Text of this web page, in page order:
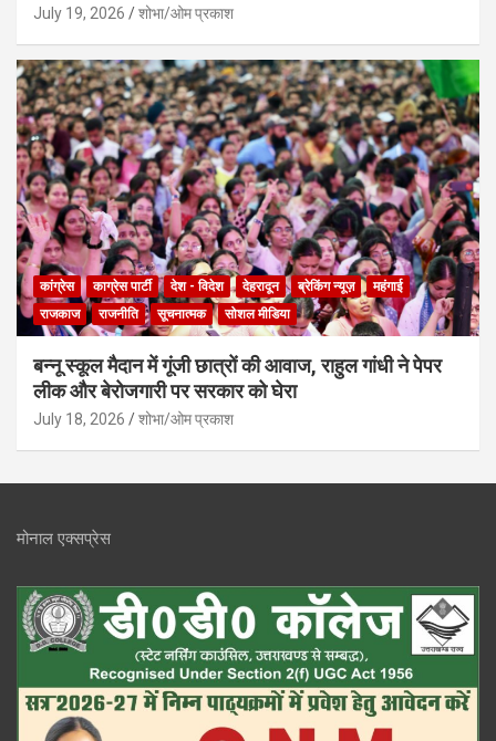
July 19, 2026 शोभा/ओम प्रकाश
कांग्रेस काग्रेस पार्टी देश - विदेश देहरादून ब्रेकिंग न्यूज़
महंगाई
राजकाज
राजनीति सूचनात्मक सोशल मीडिया
बन्नू स्कूल मैदान में गूंजी छात्रों की आवाज, राहुल गांधी ने पेपर
लीक और बेरोजगारी पर सरकार को घेरा
July 18, 2026 शोभा/ओम प्रकाश
मोनाल एक्सप्रेस